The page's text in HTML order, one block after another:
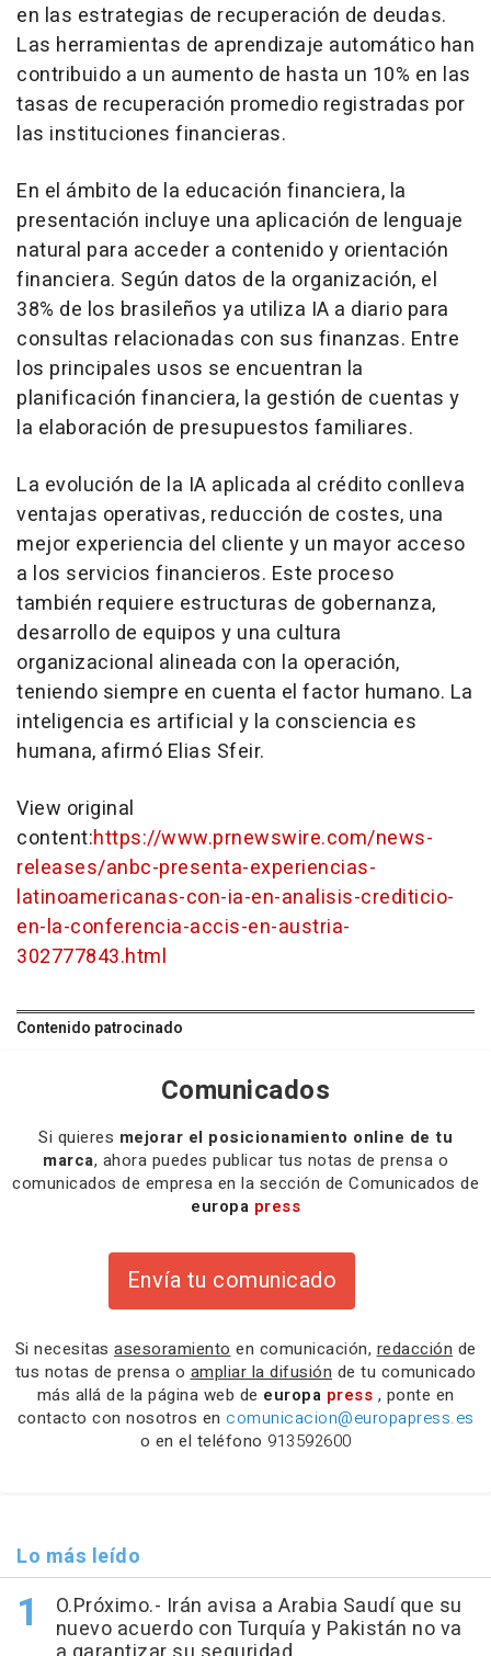
en las estrategias de recuperación de deudas.
Las herramientas de aprendizaje automático han
contribuido a un aumento de hasta un 10% en las
tasas de recuperación promedio registradas por
las instituciones financieras.
En el ámbito de la educación financiera, la
presentación incluye una aplicación de lenguaje
natural para acceder a contenido y orientación
financiera. Según datos de la organización, el
38% de los brasileños ya utiliza IA a diario para
consultas relacionadas con sus finanzas. Entre
los principales usos se encuentran la
planificación financiera, la gestión de cuentas y
la elaboración de presupuestos familiares.
La evolución de la IA aplicada al crédito conlleva
ventajas operativas, reducción de costes, una
mejor experiencia del cliente y un mayor acceso
a los servicios financieros. Este proceso
también requiere estructuras de gobernanza,
desarrollo de equipos y una cultura
organizacional alineada con la operación,
teniendo siempre en cuenta el factor humano. La
inteligencia es artificial y la consciencia es
humana, afirmó Elias Sfeir.
View original
content:https://www.prnewswire.com/news-
releases/anbc-presenta-experiencias-
latinoamericanas-con-ia-en-analisis-crediticio-
en-la-conferencia-accis-en-austria-
302777843.html
Contenido patrocinado
Comunicados
Si quieres mejorar el posicionamiento online de tu
marca, ahora puedes publicar tus notas de prensa o
comunicados de empresa en la sección de Comunicados de
europa press
Envía tu comunicado
Si necesitas asesoramiento en comunicación, redacción de
tus notas de prensa o ampliar la difusión de tu comunicado
más allá de la página web de europa press , ponte en
contacto con nosotros en comunicacion@europapress.es
o en el teléfono 913592600
Lo más leído
O.Próximo.- Irán avisa a Arabia Saudí que su
nuevo acuerdo con Turquía y Pakistán no va